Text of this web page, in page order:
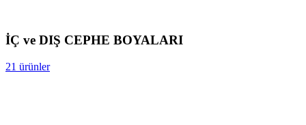
İÇ ve DIŞ CEPHE BOYALARI
21 ürünler